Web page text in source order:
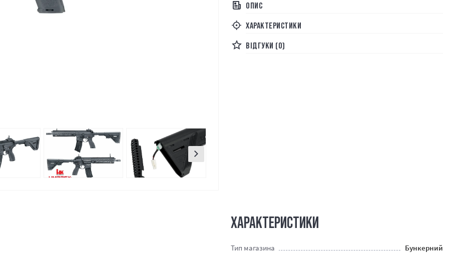
ОПИС
ХАРАКТЕРИСТИКИ
ВІДГУКИ (0)
ХАРАКТЕРИСТИКИ
Тип магазина
Бункерний